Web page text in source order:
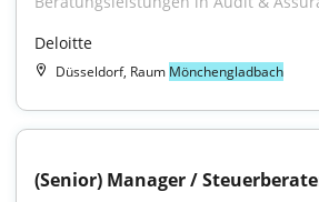
Deloitte
Düsseldorf, Raum Mönchengladbach
(Senior) Manager /